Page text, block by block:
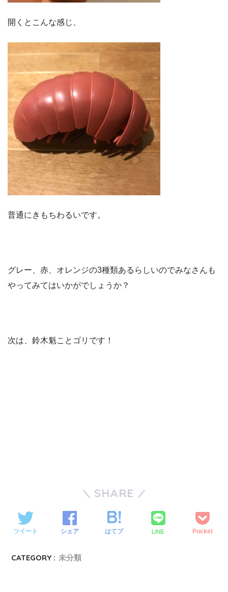
開くとこんな感じ、
普通にきもちわるいです。
グレー、赤、オレンジの3種類あるらしいのでみなさんも
やってみてはいかがでしょうか？
次は、鈴木魁ことゴリです！
SHARE
ツイート シェア はてブ LINE Pocket
CATEGORY : 未分類